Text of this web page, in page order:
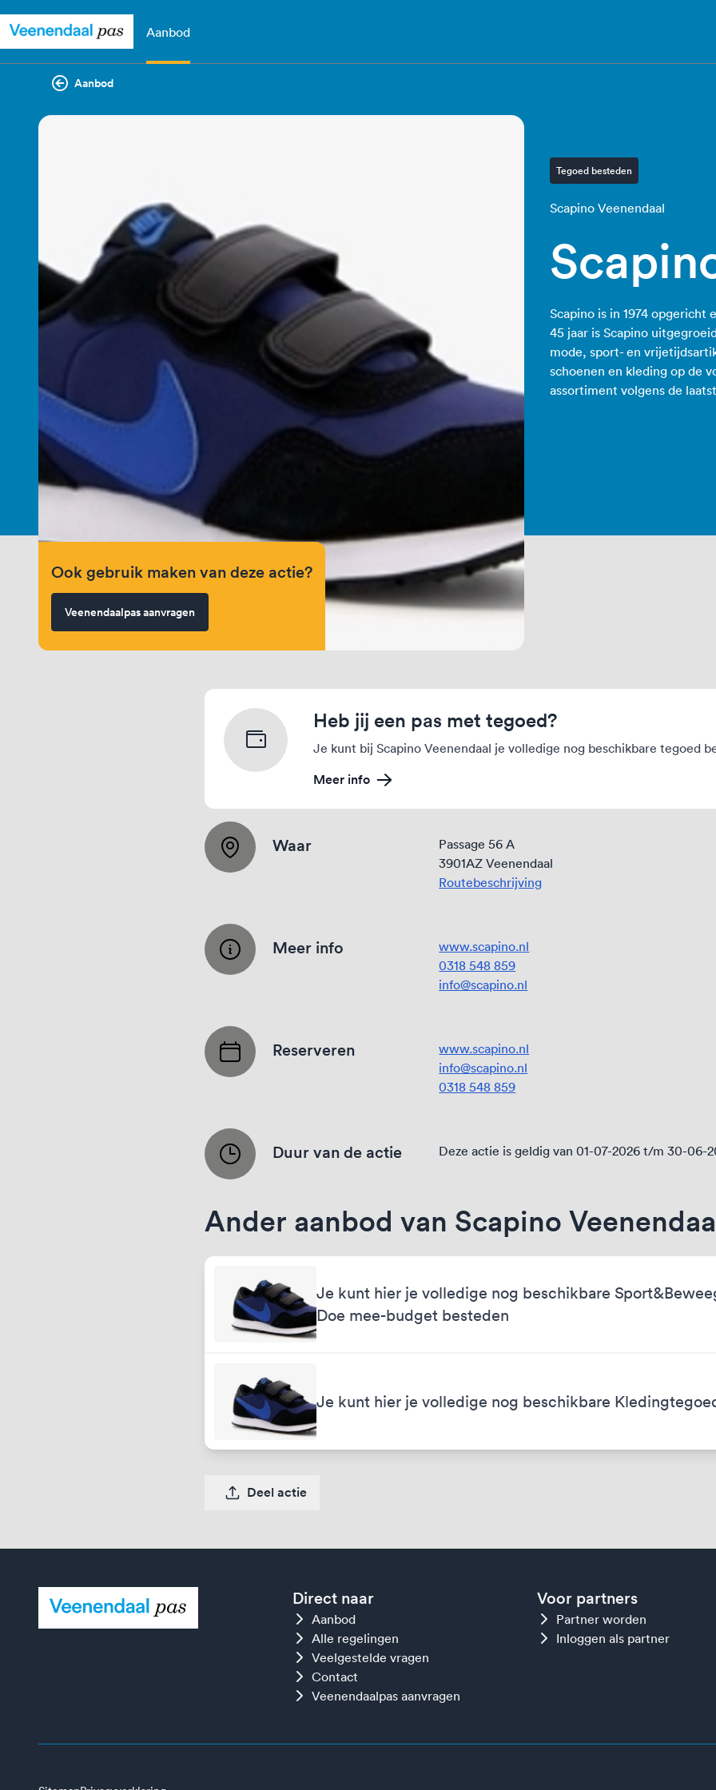
Aanbod
Aanbod
Tegoed besteden
Scapino Veenendaal
Scapino is in 1974 opgericht
45 jaar is Scapino
mode, sport- en
schoenen en kleding op de
assortiment volgens de
Ook gebruik maken van deze actie?
Veenendaalpas aanvragen
Heb jij een pas met tegoed?
Je kunt bij Scapino Veenendaal je volledige nog beschikbare tegoed
Meer info
Waar
Passage 56 A
3901AZ Veenendaal
Routebeschrijving
Meer info
www.scapino.nl
0318 548 859
info@scapino.nl
Reserveren
www.scapino.nl
info@scapino.nl
0318 548 859
Duur van de actie Deze actie is geldig van 01-07-2026 t/m 30-06-
Ander aanbod van Scapino
Je kunt hier je volledige nog beschikbare
Doe mee-budget besteden
Je kunt hier je volledige nog beschikbare
Deel actie
Direct naar
Aanbod
Alle regelingen
Veelgestelde vragen
Contact
Veenendaalpas aanvragen
Voor partners
Partner worden
Inloggen als partner